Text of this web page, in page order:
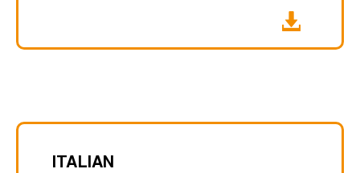
ITALIAN